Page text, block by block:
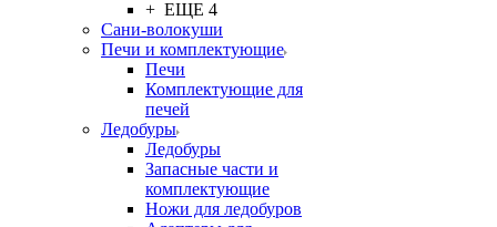
+ ЕЩЕ 4
Сани-волокуши
Печи и комплектующие
Печи
Комплектующие для
печей
Ледобуры
Ледобуры
Запасные части и
комплектующие
Ножи для ледобуров